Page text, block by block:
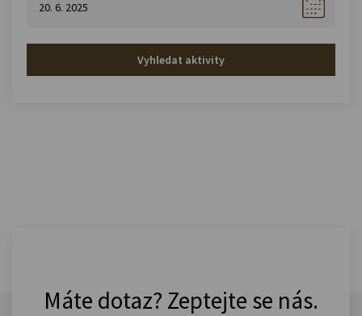
Vyhledat aktivity
Máte dotaz? Zeptejte se nás.